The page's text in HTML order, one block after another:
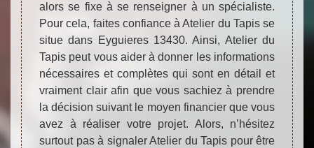
alors se fixe à se renseigner à un spécialiste.
Pour cela, faites confiance à Atelier du Tapis se
situe dans Eyguieres 13430. Ainsi, Atelier du
Tapis peut vous aider à donner les informations
nécessaires et complètes qui sont en détail et
vraiment clair afin que vous sachiez à prendre
la décision suivant le moyen financier que vous
avez à réaliser votre projet. Alors, n’hésitez
surtout pas à signaler Atelier du Tapis pour être